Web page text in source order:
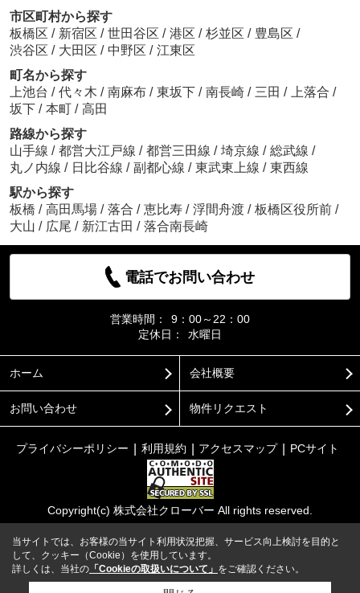
市区町村から探す
板橋区 / 新宿区 / 世田谷区 / 港区 / 杉並区 / 豊島区 /
渋谷区 / 大田区 / 中野区 / 江東区
町名から探す
上池台 / 代々木 / 南麻布 / 東坂下 / 南長崎 / 三田 / 上落合 /
坂下 / 本町 / 高田
路線から探す
山手線 / 都営大江戸線 / 都営三田線 / 埼京線 / 総武線 /
丸ノ内線 / 日比谷線 / 副都心線 / 東武東上線 / 東西線
駅から探す
板橋 / 高田馬場 / 落合 / 恵比寿 / 浮間舟渡 / 板橋区役所前 /
大山 / 広尾 / 新江古田 / 落合南長崎
電話でお問い合わせ
営業時間：
9：00～22：00
定休日：
水曜日
ホーム 会社概要
お問い合わせ 物件リクエスト
プライバシーポリシー 利用規約 アクセスマップ PCサイト
Copyright(c) 株式会社クローバー All rights reserved.
当サイトでは、お客様の当サイト利用状況把握、サービス向上検討を目的と
して、クッキー（Cookie）を使用しています。
詳しくは、当社の 「Cookieの取扱いについて」 をご確認ください。